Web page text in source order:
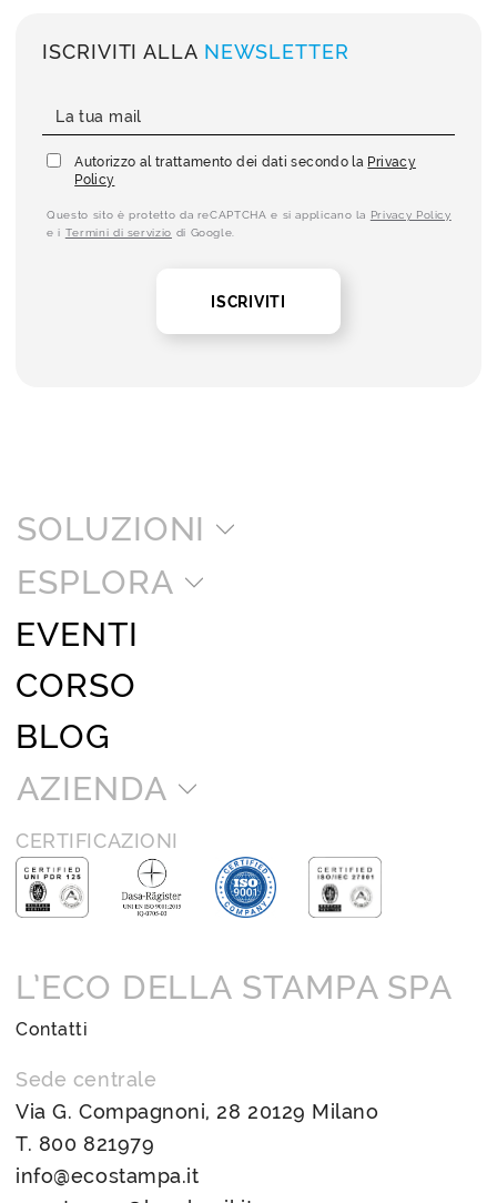
ISCRIVITI ALLA NEWSLETTER
Autorizzo al trattamento dei dati secondo la Privacy
Policy
Questo sito è protetto da reCAPTCHA e si applicano la Privacy Policy
e i Termini di servizio di Google.
ISCRIVITI
SOLUZIONI
ESPLORA
EVENTI
CORSO
BLOG
AZIENDA
CERTIFICAZIONI
L’ECO DELLA STAMPA SPA
Contatti
Sede centrale
Via G. Compagnoni, 28 20129 Milano
T. 800 821979
info@ecostampa.it